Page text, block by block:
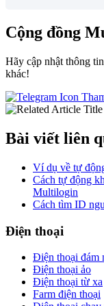
Cộng đồng
Hãy cập nhật thông
khác!
Bài viết liên
Ví dụ về tự
Cách tự động
Multilogin
Cách tìm ID
Điện thoại
Điện thoại đám
Điện thoại ảo
Điện thoại từ xa
Farm điện thoại